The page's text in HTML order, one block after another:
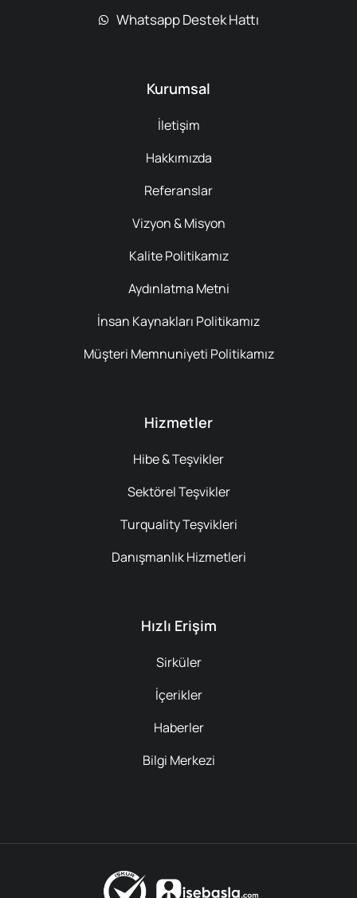
Whatsapp Destek Hattı
Kurumsal
İletişim
Hakkımızda
Referanslar
Vizyon & Misyon
Kalite Politikamız
Aydınlatma Metni
İnsan Kaynakları Politikamız
Müşteri Memnuniyeti Politikamız
Hizmetler
Hibe & Teşvikler
Sektörel Teşvikler
Turquality Teşvikleri
Danışmanlık Hizmetleri
Hızlı Erişim
Sirküler
İçerikler
Haberler
Bilgi Merkezi